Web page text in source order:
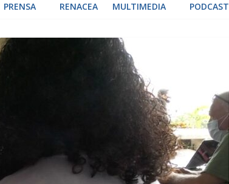
PRENSA RENACEA MULTIMEDIA PODCAST